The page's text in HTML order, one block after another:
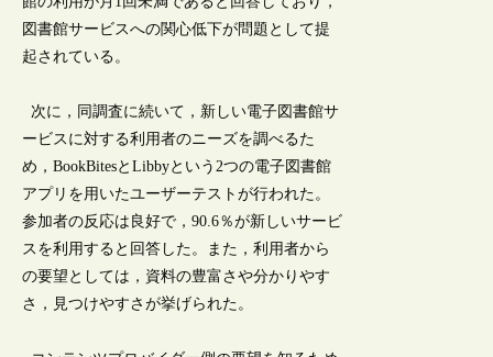
図書館サービスへの関心低下が問題として提
起されている。
次に，同調査に続いて，新しい電子図書館サ
ービスに対する利用者のニーズを調べるた
め，BookBitesとLibbyという2つの電子図書館
アプリを用いたユーザーテストが行われた。
参加者の反応は良好で，90.6％が新しいサービ
スを利用すると回答した。また，利用者から
の要望としては，資料の豊富さや分かりやす
さ，見つけやすさが挙げられた。